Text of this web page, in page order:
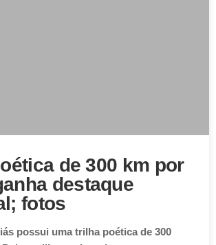
de 300 km por
destaque
fotos
possui uma trilha poética de 300